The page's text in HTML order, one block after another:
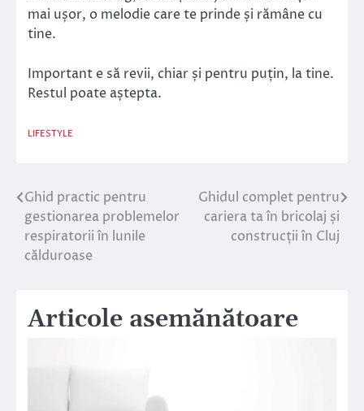
mai ușor, o melodie care te prinde și rămâne cu
tine.
Important e să revii, chiar și pentru puțin, la tine.
Restul poate aștepta.
LIFESTYLE
Navigare
în
articole
Ghid practic pentru
gestionarea problemelor
respiratorii în lunile
călduroase
Ghidul complet pentru
cariera ta în bricolaj și
construcții în Cluj
Articole asemănătoare